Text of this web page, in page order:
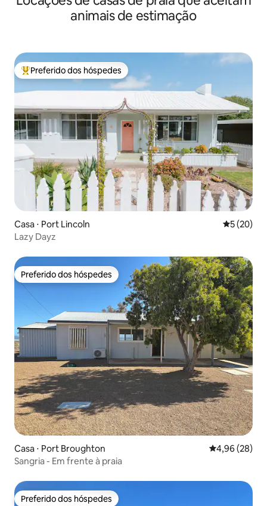
animais de estimação
Entre os melhores preferidos dos hóspedes
Preferido dos hóspedes
Casa ⋅ Port Lincoln 5 de uma
5 (20)
Lazy Dayz
Preferido dos hóspedes
Preferido dos hóspedes
Casa ⋅ Port Broughton 4,96 de uma
4,96 (28)
Sangria - Em frente à praia
Preferido dos hóspedes
Preferido dos hóspedes